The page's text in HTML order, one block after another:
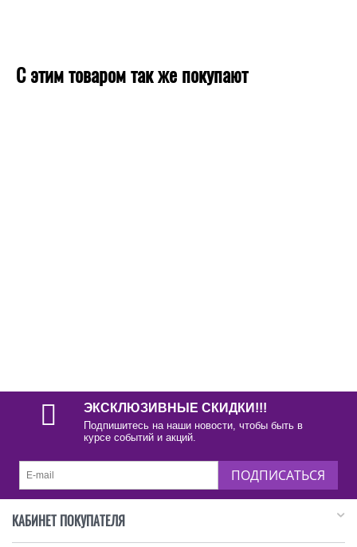
С этим товаром так же покупают
ЭКСКЛЮЗИВНЫЕ СКИДКИ!!!
Подпишитесь на наши новости, чтобы быть в
курсе событий и акций.
ПОДПИСАТЬСЯ
КАБИНЕТ ПОКУПАТЕЛЯ